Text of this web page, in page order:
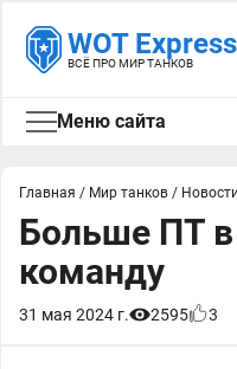
WOT Express
ВСЁ ПРО МИР ТАНКОВ
Меню сайта
Главная / Мир танков / Новости
Больше ПТ
команду
31 мая 2024 г. 2595 3